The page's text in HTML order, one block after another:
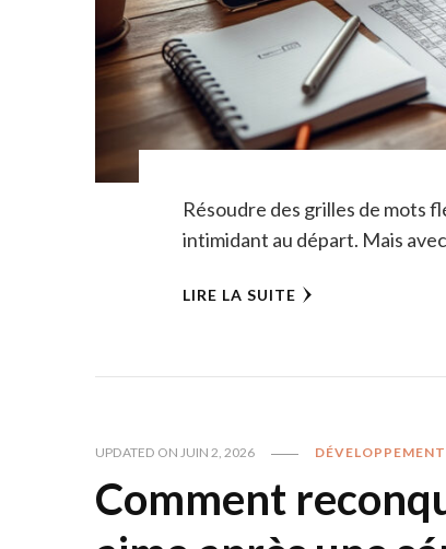
Résoudre des grilles de mots
intimidant au départ. Mais
LIRE LA SUITE
UPDATED ON JUIN 2, 2026
Comment